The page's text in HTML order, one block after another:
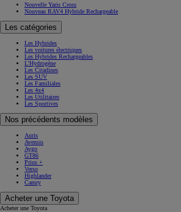
Nouvelle Yaris Cross
Nouveau RAV4 Hybride Rechargeable
Les catégories
Les Hybrides
Les voitures électriques
Les Hybrides Rechargeables
L'Hydrogène
Les Citadines
Les SUV
Les Familiales
Les 4x4
Les Utilitaires
Les Sportives
Nos précédents modèles
Auris
Avensis
Aygo
GT86
Prius +
Verso
Highlander
Camry
Acheter une Toyota
Acheter une Toyota